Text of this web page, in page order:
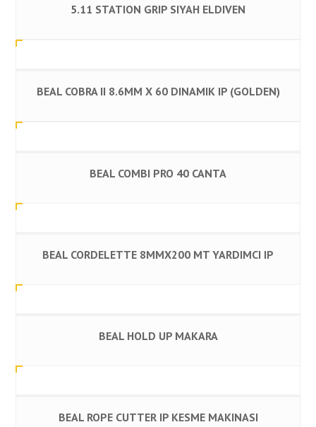
5.11 STATION GRIP SIYAH ELDIVEN
BEAL COBRA II 8.6MM X 60 DINAMIK IP (GOLDEN)
BEAL COMBI PRO 40 CANTA
BEAL CORDELETTE 8MMX200 MT YARDIMCI IP
BEAL HOLD UP MAKARA
BEAL ROPE CUTTER IP KESME MAKINASI